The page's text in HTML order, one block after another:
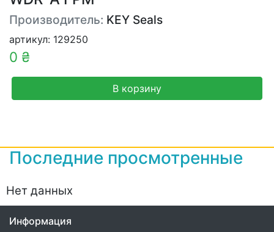
Производитель: KEY Seals
артикул: 129250
0 ₴
В корзину
Последние просмотренные
Нет данных
Информация